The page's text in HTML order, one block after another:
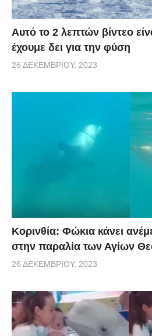
Αυτό το 2 λεπτών βίντεο
έχουμε δει για την φύση
26 ΔΕΚΕΜΒΡΊΟΥ, 2023
Κορινθία: Φώκια κάνει
στην παραλία των Αγίων
26 ΔΕΚΕΜΒΡΊΟΥ, 2023